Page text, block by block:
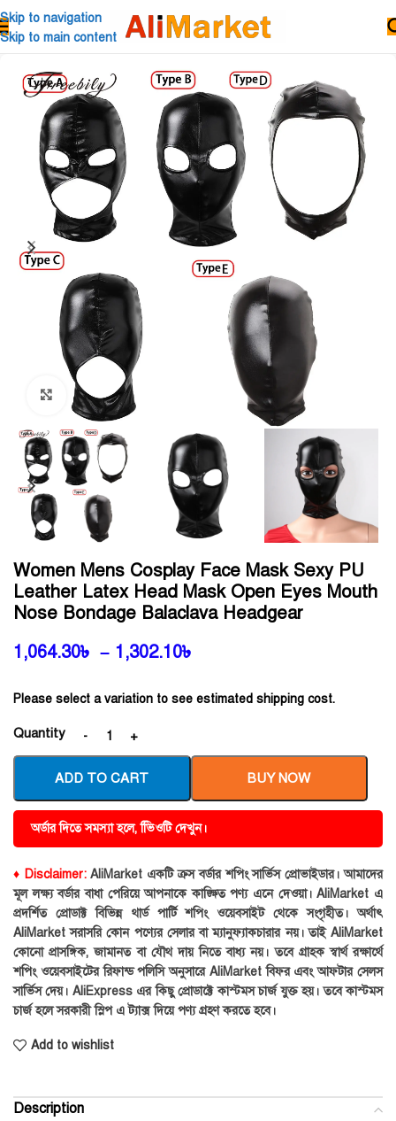
Skip to navigation
Skip to main content
Click to enlarge
Women Mens Cosplay Face Mask Sexy PU
Leather Latex Head Mask Open Eyes Mouth
Nose Bondage Balaclava Headgear
1,064.30৳ – 1,302.10৳
Please select a variation to see estimated shipping cost.
Quantity
ADD TO CART BUY NOW
অর্ডার দিতে সমস্যা হলে, ভিিওটি দেখুন।
♦ Disclaimer:AliMarket একটি ক্রস বর্ডার শপিং সার্ভিস প্রোভাইডার। আমাদের
মূল লক্ষ্য বর্ডার বাধা পেরিয়ে আপনাকে কাঙ্ক্ষিত পণ্য এনে দেওয়া। AliMarket এ
প্রদর্শিত প্রোডাক্ট বিভিন্ন থার্ড পার্টি শপিং ওয়েবসাইট থেকে সংগৃহীত। অর্থাৎ
AliMarket সরাসরি কোন পণ্যের সেলার বা ম্যানুফ্যাকচারার নয়। তাই AliMarket
কোনো প্রাসঙ্গিক, জামানত বা যৌথ দায় নিতে বাধ্য নয়। তবে গ্রাহক স্বার্থ রক্ষার্থে
শপিং ওয়েবসাইটের রিফান্ড পলিসি অনুসারে AliMarket বিফর এবং আফটার সেলস
সার্ভিস দেয়। AliExpress এর কিছু প্রোডাক্টে কাস্টমস চার্জ যুক্ত হয়। তবে কাস্টমস
চার্জ হলে সরকারী স্লিপ এ ট্যাক্স দিয়ে পণ্য গ্রহণ করতে হবে।
Add to wishlist
Description